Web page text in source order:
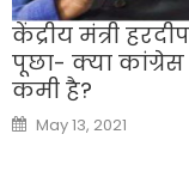
केंद्रीय मंत्री
पूछा- क्या
कमी है?
Posted
on
May 13, 2021